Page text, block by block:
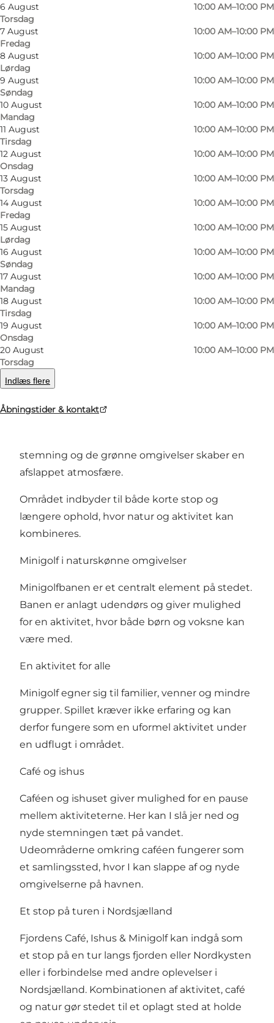
6 August
Torsdag
10:00 AM–10:00 PM
7 August
Fredag
10:00 AM–10:00 PM
8 August
Lørdag
10:00 AM–10:00 PM
9 August
Søndag
10:00 AM–10:00 PM
10 August
Mandag
10:00 AM–10:00 PM
11 August
Tirsdag
10:00 AM–10:00 PM
12 August
Onsdag
10:00 AM–10:00 PM
13 August
Torsdag
10:00 AM–10:00 PM
14 August
Fredag
10:00 AM–10:00 PM
15 August
Lørdag
10:00 AM–10:00 PM
16 August
Søndag
10:00 AM–10:00 PM
17 August
Mandag
10:00 AM–10:00 PM
18 August
Tirsdag
10:00 AM–10:00 PM
19 August
Onsdag
10:00 AM–10:00 PM
20 August
Torsdag
10:00 AM–10:00 PM
Indlæs flere
Åbningstider & kontakt
©VisitNordsjælland
Foto:
©
Oplevelser ved fjorden
Fjordens Café, Ishus & Minigolf ligger tæt på
vandet og giver mulighed for at nyde udsigten
stemning og de grønne omgivelser skaber en
afslappet atmosfære.
Området indbyder til både korte stop og
længere ophold, hvor natur og aktivitet kan
kombineres.
Minigolf i naturskønne omgivelser
Minigolfbanen er et centralt element på stedet.
Banen er anlagt udendørs og giver mulighed
for en aktivitet, hvor både børn og voksne kan
være med.
En aktivitet for alle
Minigolf egner sig til familier, venner og mindre
grupper. Spillet kræver ikke erfaring og kan
derfor fungere som en uformel aktivitet under
en udflugt i området.
Café og ishus
Caféen og ishuset giver mulighed for en pause
mellem aktiviteterne. Her kan I slå jer ned og
nyde stemningen tæt på vandet.
Udeområderne omkring caféen fungerer som
et samlingssted, hvor I kan slappe af og nyde
omgivelserne på havnen.
Et stop på turen i Nordsjælland
Fjordens Café, Ishus & Minigolf kan indgå som
et stop på en tur langs fjorden eller Nordkysten
eller i forbindelse med andre oplevelser i
Nordsjælland. Kombinationen af aktivitet, café
og natur gør stedet til et oplagt sted at holde